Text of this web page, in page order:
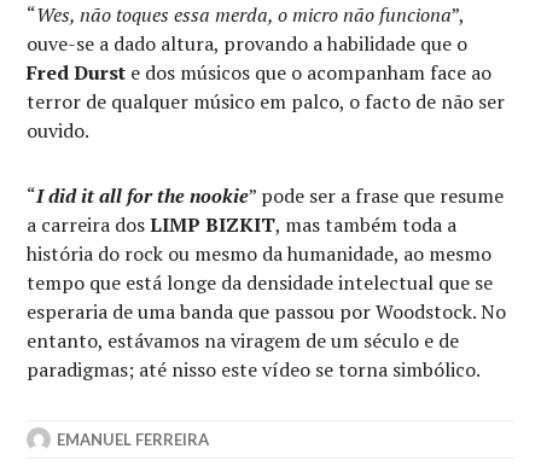
“Wes, não toques essa merda, o micro não funciona”,
ouve-se a dado altura, provando a habilidade que o
Fred Durst e dos músicos que o acompanham face ao
terror de qualquer músico em palco, o facto de não ser
ouvido.
“I did it all for the nookie” pode ser a frase que resume
a carreira dosLIMP BIZKIT, mas também toda a
história do rock ou mesmo da humanidade, ao mesmo
tempo que está longe da densidade intelectual que se
esperaria de uma banda que passou por Woodstock. No
entanto, estávamos na viragem de um século e de
paradigmas; até nisso este vídeo se torna simbólico.
EMANUEL FERREIRA